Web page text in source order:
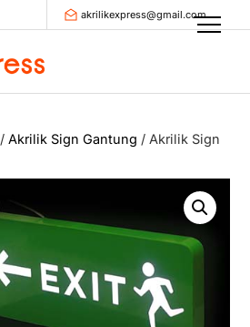
akrilikexpress@gmail.com
/Akrilik Sign Gantung / Akrilik Sign